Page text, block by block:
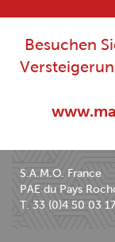
Besuchen
S.A.M.O. France
PAE du Pays
T. 33 (0)4 50 03